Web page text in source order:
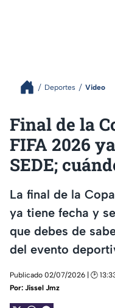
Deportes Video
Final de la
FIFA 2026
SEDE;
La final de la
ya tiene fecha y
que debes de
del evento
Publicado 02/07/2026 | 🕑
Por: Jissel Jmz